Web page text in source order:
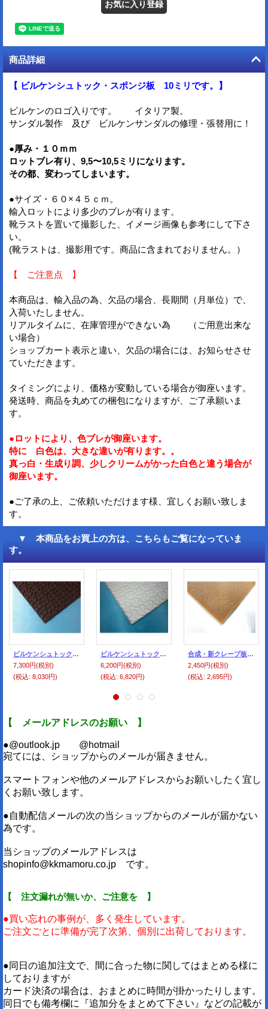
商品詳細
【 ビルケンシュトック・スポンジ板 10ミリです。】
ビルケンのロゴ入りです。 イタリア製。
サンダル製作 及び ビルケンサンダルの修理・張替用に！
●厚み・１０ｍｍ
ロットブレ有り、9,5〜10,5ミリになります。
その都、変わってしまいます。
●サイズ・６０×４５ｃｍ。
輸入ロットにより多少のブレが有ります。
靴ラストを置いて撮影した、イメージ画像も参考にして下さ
い。
(靴ラストは、撮影用です。商品に含まれておりません。）
【 ご注意点 】
本商品は、輸入品の為、欠品の場合、長期間（月単位）で、
入荷いたしません。
リアルタイムに、在庫管理ができない為 （ご用意出来な
い場合）
ショップカート表示と違い、欠品の場合には、お知らせさせ
ていただきます。
タイミングにより、価格が変動している場合が御座います。
発送時、商品を丸めての梱包になりますが、ご了承願いま
す。
●ロットにより、色ブレが御座います。
特に 白色は、大きな違いが有ります。。
真っ白・生成り調、少しクリームがかった白色と違う場合が
御座います。
●ご了承の上、ご依頼いただけます様、宜しくお願い致しま
す。
▼ 本商品をお買上の方は、こちらもご覧になっていま
す。
ビルケンシュトック・スポンジ板 10ミリ 茶色
7,300円(税別)
(税込: 8,030円)
ビルケンシュトック・スポンジ板 ７ミリ 白
6,200円(税別)
(税込: 6,820円)
合成・新クレープ板・６ミリ アメ色（ベージュ）
2,450円(税別)
(税込: 2,695円)
【 メールアドレスのお願い 】
●@outlook.jp @hotmail
宛てには、ショップからのメールが届きません。
スマートフォンや他のメールアドレスからお願いしたく宜し
くお願い致します。
●自動配信メールの次の当ショップからのメールが届かない
為です。
当ショップのメールアドレスは
shopinfo@kkmamoru.co.jp です。
【 注文漏れが無いか、ご注意を 】
●買い忘れの事例が、多く発生しています。
ご注文ごとに準備が完了次第、個別に出荷しております。
●同日の追加注文で、間に合った物に関してはまとめる様に
しておりますが
カード決済の場合は、おまとめに時間が掛かったりします。
同日でも備考欄に『追加分をまとめて下さい』などの記載が